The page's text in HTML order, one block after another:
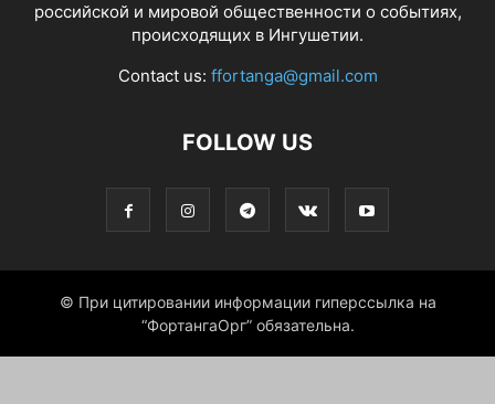
российской и мировой общественности о событиях,
происходящих в Ингушетии.
Contact us: ffortanga@gmail.com
FOLLOW US
© При цитировании информации гиперссылка на
“ФортангаОрг” обязательна.